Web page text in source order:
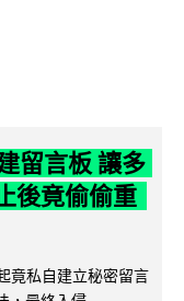
留言板 讓多
後竟偷偷重
竟私自建立秘密留言